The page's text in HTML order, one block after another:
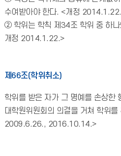
수여받아야 한다. <개정
② 학위는 학칙 제34조 학위 중 하
개정 2014.1.22.>
제66조(학위취소)
학위를 받은 자가 그 명예를 손상한
대학원위원회의 의결을 거쳐 학위
2009.6.26., 2016.10.14.>